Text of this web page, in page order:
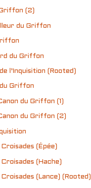
(2)
du Griffon
du Griffon
l’Inquisition (Rooted)
Griffon
du Griffon (1)
du Griffon (2)
(Épée)
(Hache)
(Lance) (Rooted)